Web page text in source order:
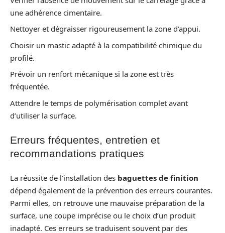
une adhérence cimentaire.
Nettoyer et dégraisser rigoureusement la zone d’appui.
Choisir un mastic adapté à la compatibilité chimique du
profilé.
Prévoir un renfort mécanique si la zone est très
fréquentée.
Attendre le temps de polymérisation complet avant
d’utiliser la surface.
Erreurs fréquentes, entretien et
recommandations pratiques
La réussite de l’installation des baguettes de finition
dépend également de la prévention des erreurs courantes.
Parmi elles, on retrouve une mauvaise préparation de la
surface, une coupe imprécise ou le choix d’un produit
inadapté. Ces erreurs se traduisent souvent par des